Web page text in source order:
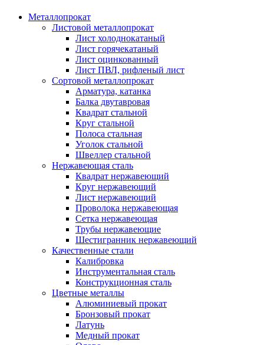
Металлопрокат
Листовой металлопрокат
Лист холоднокатаный
Лист горячекатаный
Лист оцинкованный
Лист ПВЛ, рифленый лист
Сортовой металлопрокат
Арматура, катанка
Балка двутавровая
Квадрат стальной
Круг стальной
Полоса стальная
Уголок стальной
Швеллер стальной
Нержавеющая сталь
Квадрат нержавеющий
Круг нержавеющий
Лист нержавеющий
Проволока нержавеющая
Сетка нержавеющая
Трубы нержавеющие
Шестигранник нержавеющий
Качественные стали
Калибровка
Инструментальная сталь
Конструкционная сталь
Цветные металлы
Алюминиевый прокат
Бронзовый прокат
Латунь
Медный прокат